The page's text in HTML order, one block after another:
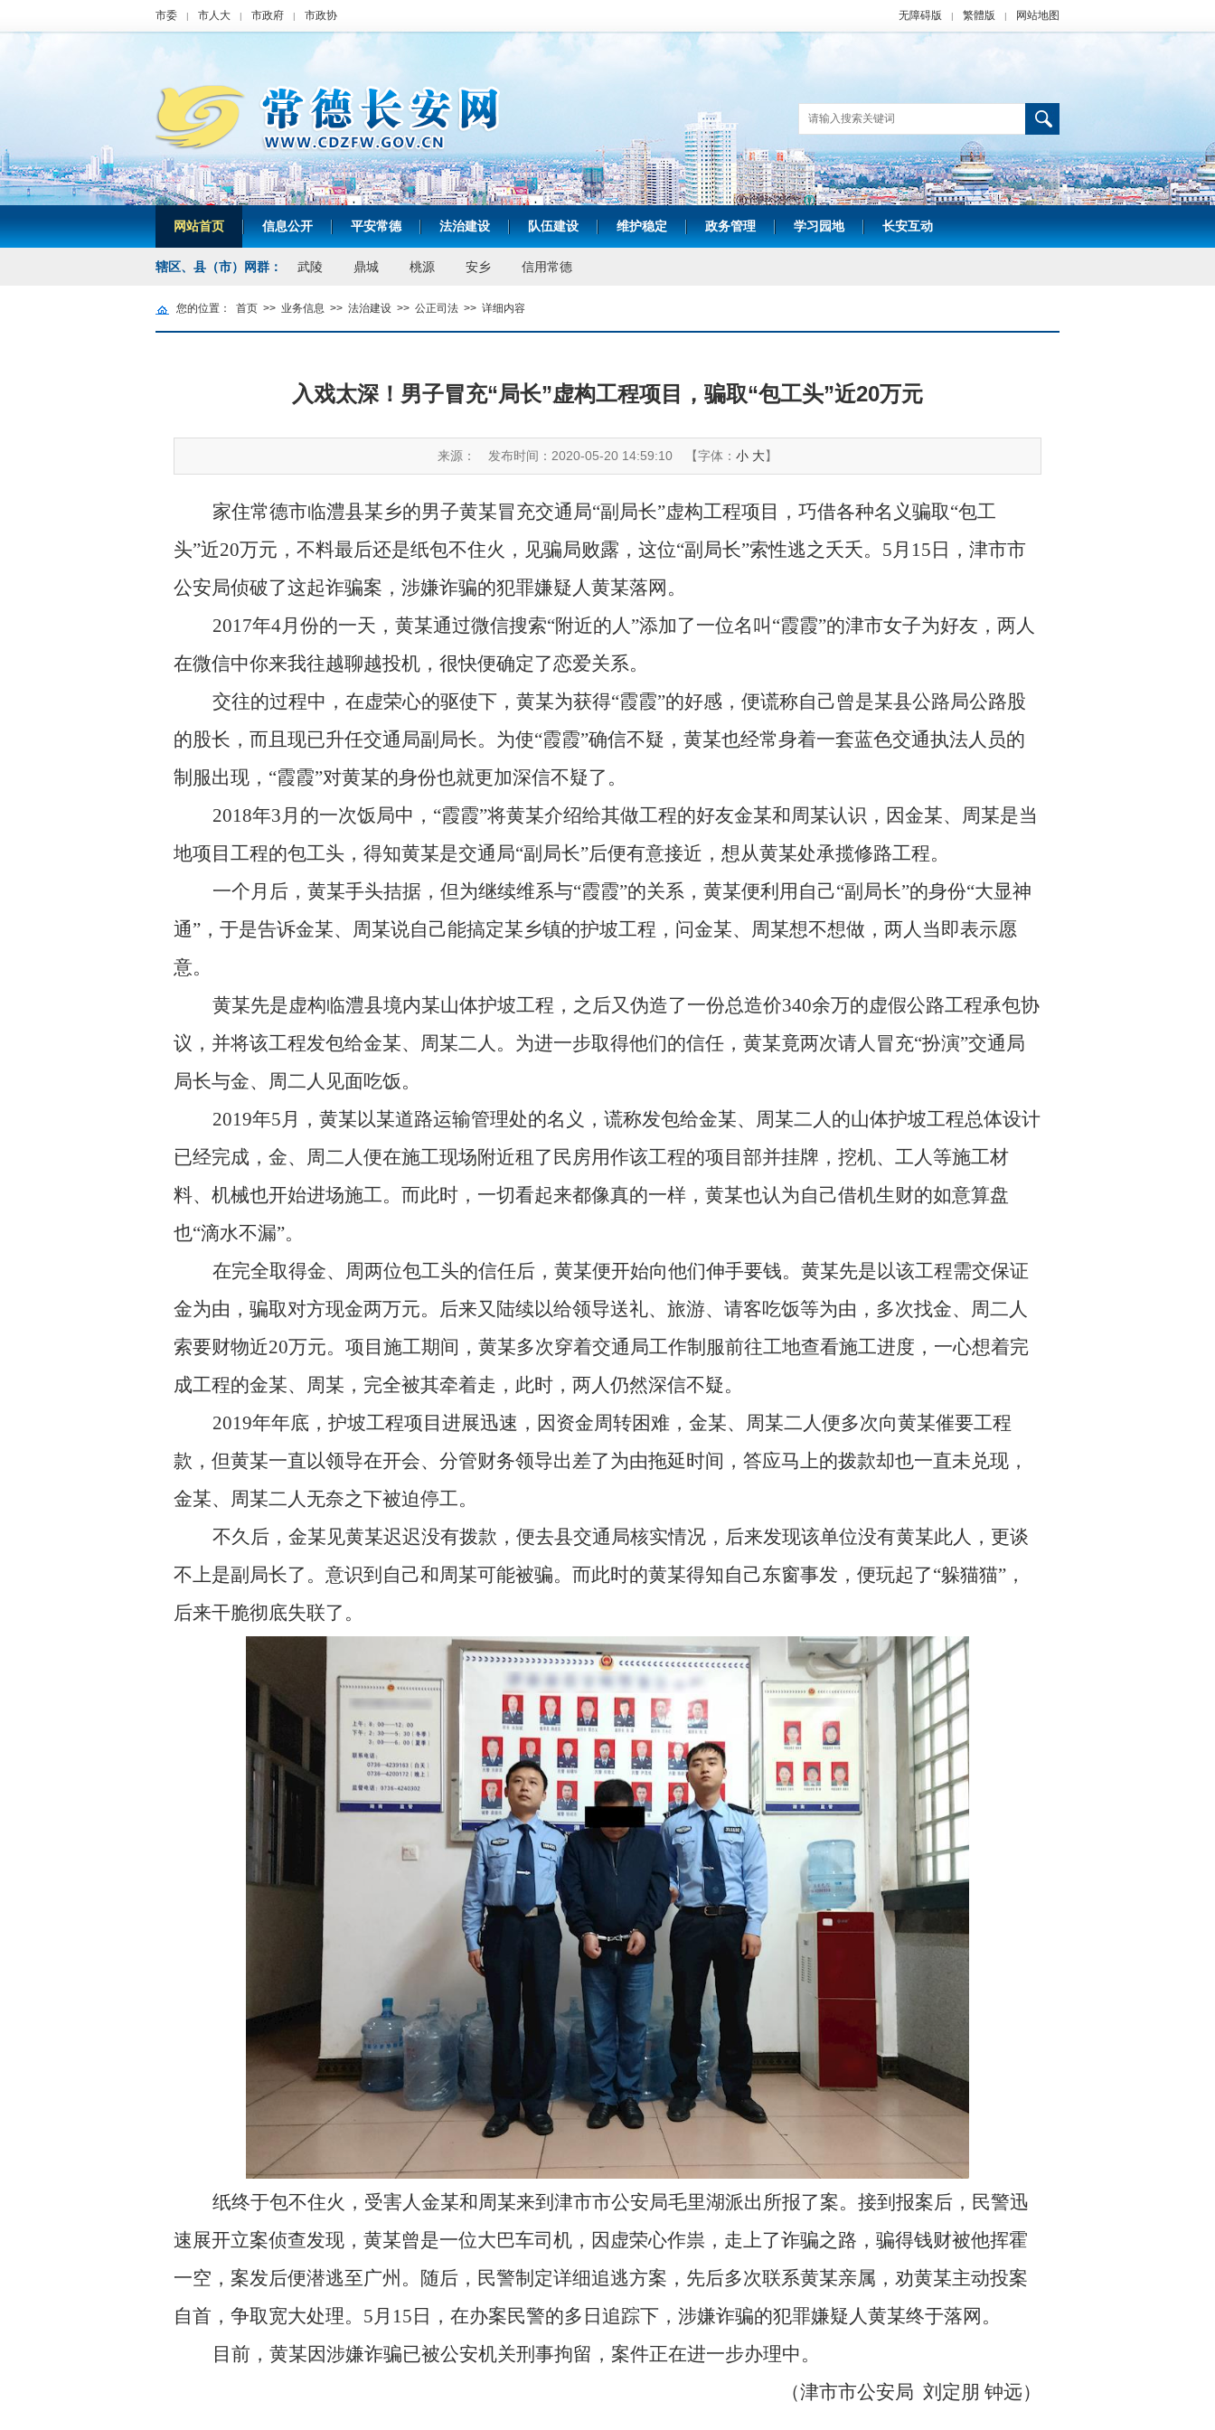
市委 | 市人大 | 市政府 | 市政协 无障碍版 | 繁體版 | 网站地图
网站首页 | 信息公开 | 平安常德 | 法治建设 | 队伍建设 | 维护稳定 | 政务管理 | 学习园地 | 长安互动
辖区、县（市）网群： 武陵 鼎城 桃源 安乡 信用常德
您的位置： 首页 >> 业务信息 >> 法治建设 >> 公正司法 >> 详细内容
入戏太深！男子冒充“局长”虚构工程项目，骗取“包工头”近20万元
来源： 发布时间：2020-05-20 14:59:10 【字体： 小 大】
家住常德市临澧县某乡的男子黄某冒充交通局“副局长”虚构工程项目，巧借各种名义骗取“包工
头”近20万元，不料最后还是纸包不住火，见骗局败露，这位“副局长”索性逃之夭夭。5月15日，津市市
公安局侦破了这起诈骗案，涉嫌诈骗的犯罪嫌疑人黄某落网。
2017年4月份的一天，黄某通过微信搜索“附近的人”添加了一位名叫“霞霞”的津市女子为好友，两人
在微信中你来我往越聊越投机，很快便确定了恋爱关系。
交往的过程中，在虚荣心的驱使下，黄某为获得“霞霞”的好感，便谎称自己曾是某县公路局公路股
的股长，而且现已升任交通局副局长。为使“霞霞”确信不疑，黄某也经常身着一套蓝色交通执法人员的
制服出现，“霞霞”对黄某的身份也就更加深信不疑了。
2018年3月的一次饭局中，“霞霞”将黄某介绍给其做工程的好友金某和周某认识，因金某、周某是当
地项目工程的包工头，得知黄某是交通局“副局长”后便有意接近，想从黄某处承揽修路工程。
一个月后，黄某手头拮据，但为继续维系与“霞霞”的关系，黄某便利用自己“副局长”的身份“大显神
通”，于是告诉金某、周某说自己能搞定某乡镇的护坡工程，问金某、周某想不想做，两人当即表示愿
意。
黄某先是虚构临澧县境内某山体护坡工程，之后又伪造了一份总造价340余万的虚假公路工程承包协
议，并将该工程发包给金某、周某二人。为进一步取得他们的信任，黄某竟两次请人冒充“扮演”交通局
局长与金、周二人见面吃饭。
2019年5月，黄某以某道路运输管理处的名义，谎称发包给金某、周某二人的山体护坡工程总体设计
已经完成，金、周二人便在施工现场附近租了民房用作该工程的项目部并挂牌，挖机、工人等施工材
料、机械也开始进场施工。而此时，一切看起来都像真的一样，黄某也认为自己借机生财的如意算盘
也“滴水不漏”。
在完全取得金、周两位包工头的信任后，黄某便开始向他们伸手要钱。黄某先是以该工程需交保证
金为由，骗取对方现金两万元。后来又陆续以给领导送礼、旅游、请客吃饭等为由，多次找金、周二人
索要财物近20万元。项目施工期间，黄某多次穿着交通局工作制服前往工地查看施工进度，一心想着完
成工程的金某、周某，完全被其牵着走，此时，两人仍然深信不疑。
2019年年底，护坡工程项目进展迅速，因资金周转困难，金某、周某二人便多次向黄某催要工程
款，但黄某一直以领导在开会、分管财务领导出差了为由拖延时间，答应马上的拨款却也一直未兑现，
金某、周某二人无奈之下被迫停工。
不久后，金某见黄某迟迟没有拨款，便去县交通局核实情况，后来发现该单位没有黄某此人，更谈
不上是副局长了。意识到自己和周某可能被骗。而此时的黄某得知自己东窗事发，便玩起了“躲猫猫”，
后来干脆彻底失联了。
纸终于包不住火，受害人金某和周某来到津市市公安局毛里湖派出所报了案。接到报案后，民警迅
速展开立案侦查发现，黄某曾是一位大巴车司机，因虚荣心作祟，走上了诈骗之路，骗得钱财被他挥霍
一空，案发后便潜逃至广州。随后，民警制定详细追逃方案，先后多次联系黄某亲属，劝黄某主动投案
自首，争取宽大处理。5月15日，在办案民警的多日追踪下，涉嫌诈骗的犯罪嫌疑人黄某终于落网。
目前，黄某因涉嫌诈骗已被公安机关刑事拘留，案件正在进一步办理中。
（津市市公安局 刘定朋 钟远）